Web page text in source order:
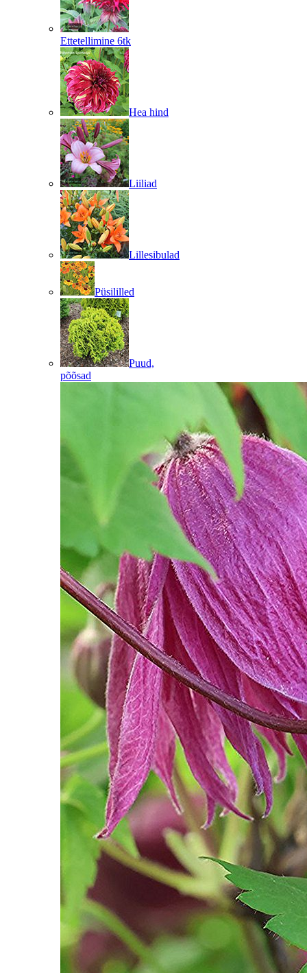
Ettetellimine 6tk
Hea hind
Liiliad
Lillesibulad
Püsililled
Puud,
põõsad